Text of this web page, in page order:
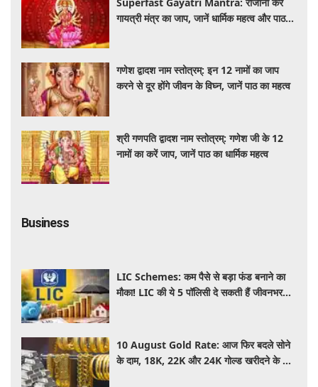
गायत्री मंत्र का जाप, जानें धार्मिक महत्व और पाठ
गणेश द्वादश नाम स्तोत्रम्: इन 12 नामों का जाप
करने से दूर होंगे जीवन के विघ्न, जानें पाठ का महत्व
श्री गणपति द्वादश नाम स्तोत्रम्: गणेश जी के 12
नामों का करें जाप, जानें पाठ का धार्मिक महत्व
Business
LIC Schemes: कम पैसे से बड़ा फंड बनाने का
मौका! LIC की ये 5 पॉलिसी दे सकती हैं जीवनभर
10 August Gold Rate: आज फिर बदले सोने
के दाम, 18K, 22K और 24K गोल्ड खरीदने के लिए